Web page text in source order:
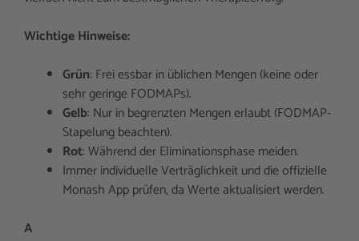
Wichtige Hinweise:
Grün: Frei essbar in üblichen Mengen (keine oder
sehr geringe FODMAPs).
Gelb: Nur in begrenzten Mengen erlaubt (FODMAP-
Stapelung beachten).
Rot: Während der Eliminationsphase meiden.
Immer individuelle Verträglichkeit und die offizielle
Monash App prüfen, da Werte aktualisiert werden.
A